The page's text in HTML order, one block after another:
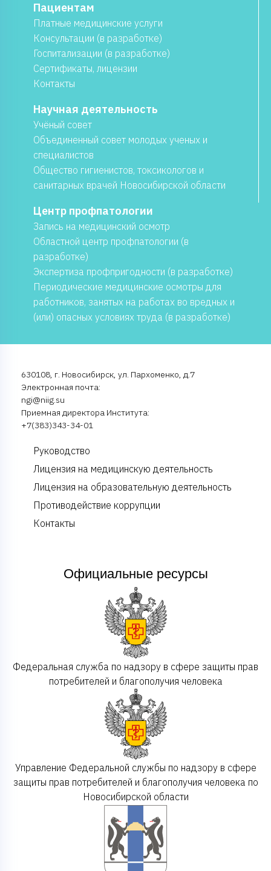
Пациентам
Платные медицинские услуги
Консультации (в разработке)
Госпитализации (в разработке)
Сертификаты, лицензии
Контакты
Научная деятельность
Учёный совет
Объединенный совет молодых ученых и
специалистов
Общество гигиенистов, токсикологов и
санитарных врачей Новосибирской области
Центр профпатологии
Запись на медицинский осмотр
Областной центр профпатологии (в
разработке)
Экспертиза профпригодности (в разработке)
Периодические медицинские осмотры для
работников, занятых на работах во вредных и
(или) опасных условиях труда (в разработке)
630108, г. Новосибирск, ул. Пархоменко, д.7
Электронная почта:
ngi@niig.su
Приемная директора Института:
+7(383)343-34-01
Руководство
Лицензия на медицинскую деятельность
Лицензия на образовательную деятельность
Противодействие коррупции
Контакты
Официальные ресурсы
Федеральная служба по надзору в сфере защиты прав
потребителей и благополучия человека
Управление Федеральной службы по надзору в сфере
защиты прав потребителей и благополучия человека по
Новосибирской области